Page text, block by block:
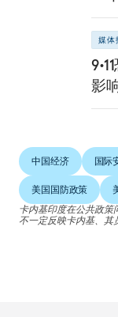
媒体
影
中国经济 国际
美国国防政策
卡内基印度在公共政策
不一定反映卡内基、其